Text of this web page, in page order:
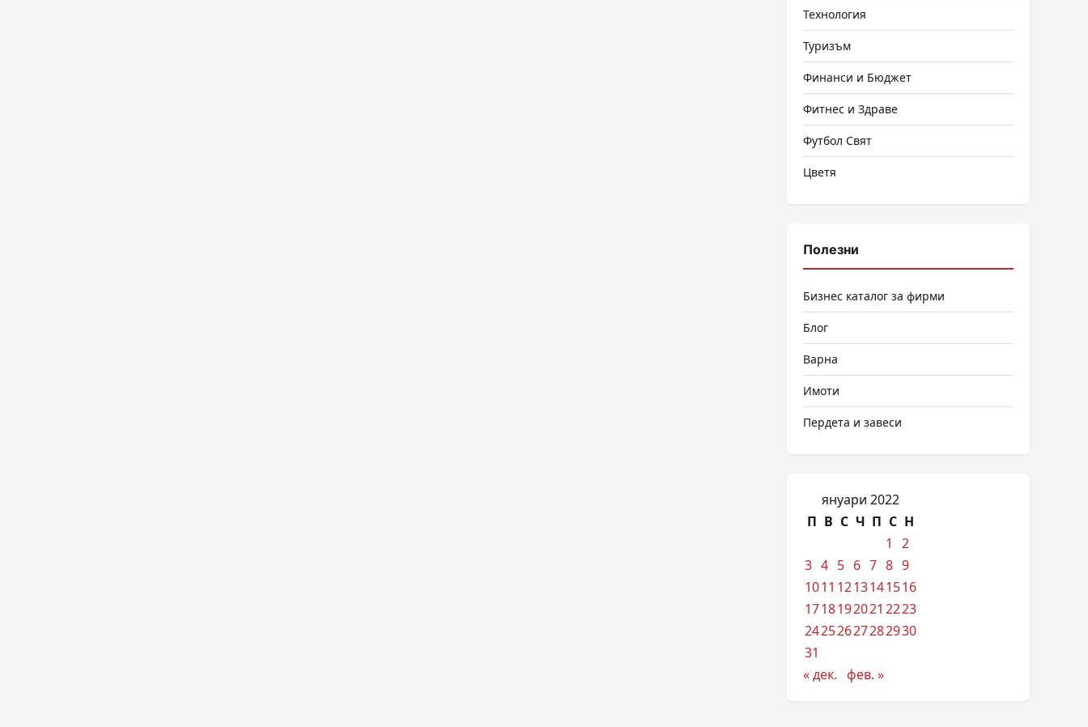
Технология
Туризъм
Финанси и Бюджет
Фитнес и Здраве
Футбол Свят
Цветя
Полезни
Бизнес каталог за фирми
Блог
Варна
Имоти
Пердета и завеси
януари 2022
П В С Ч П С Н
1
2
3 4 5 6 7 8 9
1011 1213141516
1718192021 2223
24252627282930
31
« дек. фев. »